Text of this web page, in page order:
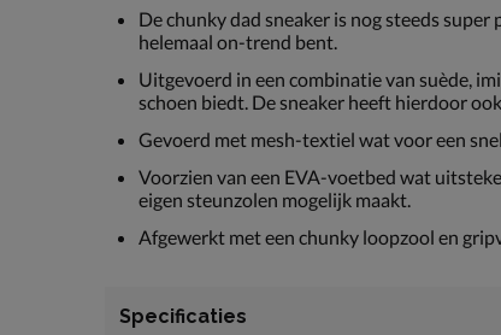
De chunky dad sneaker is nog steeds
helemaal on-trend bent.
Uitgevoerd in een combinatie van suède,
schoen biedt. De sneaker heeft hierdoor
Gevoerd met mesh-textiel wat voor een
Voorzien van een EVA-voetbed wat
eigen steunzolen mogelijk maakt.
Afgewerkt met een chunky loopzool en
Specificaties